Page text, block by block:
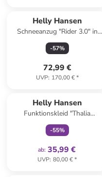
Helly Hansen
Schneeanzug "Rider 3.0" in
Blau/ Dunkelblau/ Orange
-57%
72,99 €
UVP: 170,00 €*
Helly Hansen
Funktionskleid "Thalia
Summer" in Dunkelblau
-55%
ab: 35,99 €
UVP: 80,00 €*